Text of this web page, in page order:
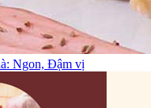
Ngon, Đậm vị